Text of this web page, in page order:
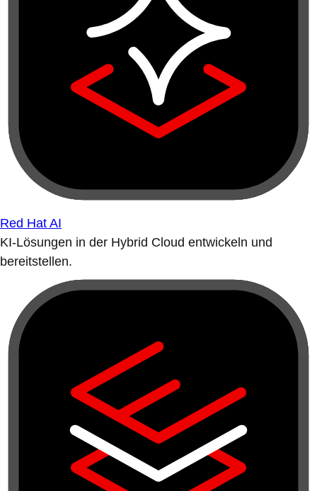
Red Hat AI
KI-Lösungen in der Hybrid Cloud entwickeln und
bereitstellen.